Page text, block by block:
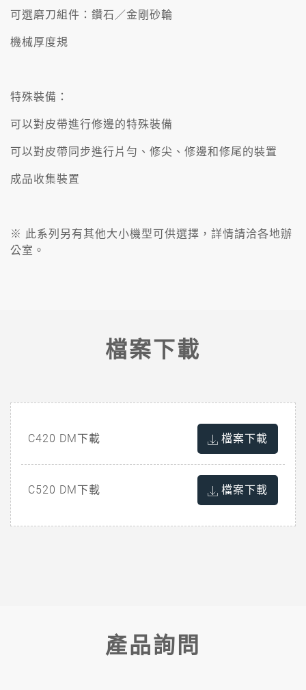
可選磨刀組件：鑽石／金剛砂輪
機械厚度規
特殊裝備：
可以對皮帶進行修邊的特殊裝備
可以對皮帶同步進行片勻、修尖、修邊和修尾的裝置
成品收集裝置
※ 此系列另有其他大小機型可供選擇，詳情請洽各地辦
公室。
檔案下載
C420 DM下載 檔案下載
C520 DM下載 檔案下載
產品詢問